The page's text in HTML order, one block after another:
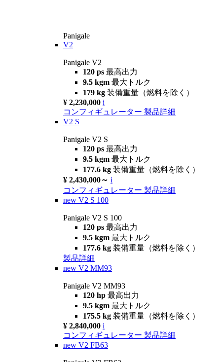
Panigale
V2
Panigale V2
120 ps 最高出力
9.5 kgm 最大トルク
179 kg 装備重量（燃料を除く）
¥ 2,230,000 i
コンフィギュレーター 製品詳細
V2 S
Panigale V2 S
120 ps 最高出力
9.5 kgm 最大トルク
177.6 kg 装備重量（燃料を除く）
¥ 2,430,000～ i
コンフィギュレーター 製品詳細
new V2 S 100
Panigale V2 S 100
120 ps 最高出力
9.5 kgm 最大トルク
177.6 kg 装備重量（燃料を除く）
製品詳細
new V2 MM93
Panigale V2 MM93
120 hp 最高出力
9.5 kgm 最大トルク
175.5 kg 装備重量（燃料を除く）
¥ 2,840,000 i
コンフィギュレーター 製品詳細
new V2 FB63